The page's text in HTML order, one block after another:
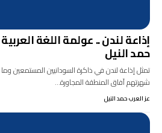
إذاعة لندن .. عولمة اللغة
حمد النيل
تمثل إذاعة لندن في ذاكرة السودانيين المستمعين وما
شهرتهم آفاق المنطقة المجاورة…
عز العرب حمد النيل